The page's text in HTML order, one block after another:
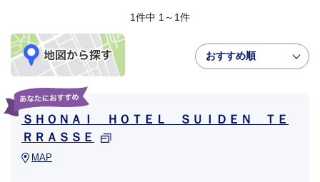
1件中 1～1件
おすすめ順
ＳＨＯＮＡＩ ＨＯＴＥＬ ＳＵＩＤＥＮ ＴＥ
ＲＲＡＳＳＥ
MAP